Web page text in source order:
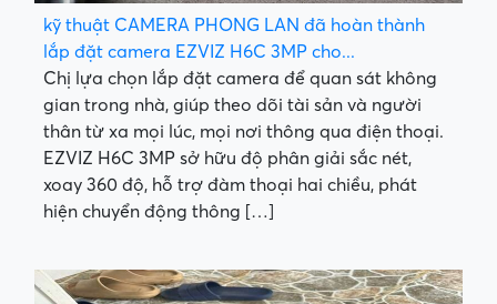
kỹ thuật CAMERA PHONG LAN đã hoàn thành
lắp đặt camera EZVIZ H6C 3MP cho...
Chị lựa chọn lắp đặt camera để quan sát không
gian trong nhà, giúp theo dõi tài sản và người
thân từ xa mọi lúc, mọi nơi thông qua điện thoại.
EZVIZ H6C 3MP sở hữu độ phân giải sắc nét,
xoay 360 độ, hỗ trợ đàm thoại hai chiều, phát
hiện chuyển động thông […]